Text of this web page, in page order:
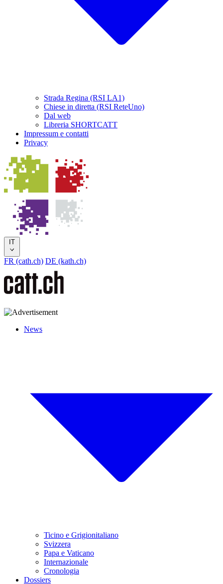
Strada Regina (RSI LA1)
Chiese in diretta (RSI ReteUno)
Dal web
Libreria SHORTCATT
Impressum e contatti
Privacy
IT
FR (cath.ch) DE (kath.ch)
News
Ticino e Grigionitaliano
Svizzera
Papa e Vaticano
Internazionale
Cronologia
Dossiers